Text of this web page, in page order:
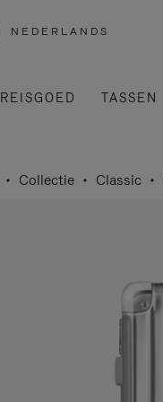
NEDERLANDS
REISGOED TASSEN
Collectie Classic